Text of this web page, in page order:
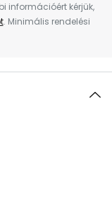
információért kérjük,
. Minimális rendelési